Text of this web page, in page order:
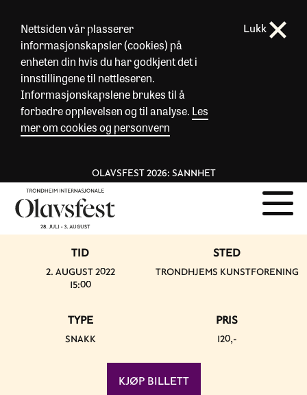
Nettsiden vår plasserer
informasjonskapsler (cookies) på
enheten din hvis du har godkjent det i
innstillingene til nettleseren.
Informasjonskapslene brukes til å
forbedre opplevelsen og til analyse. Les
mer om cookies og personvern
Lukk
OLAVSFEST 2026: SANNHET
TID
2. AUGUST 2022
15:00
STED
TRONDHJEMS KUNSTFORENING
TYPE
SNAKK
PRIS
120,-
KJØP BILLETT